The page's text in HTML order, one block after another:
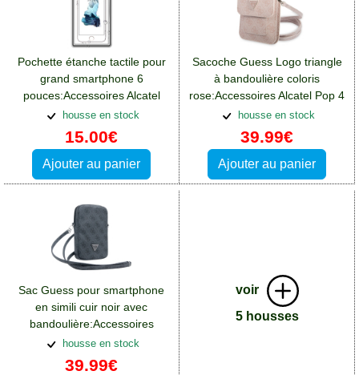
Pochette étanche tactile pour
grand smartphone 6
pouces:Accessoires Alcatel
Pop 4 Plus
housse en stock
15.00€
Ajouter au panier
Sacoche Guess Logo triangle
à bandoulière coloris
rose:Accessoires Alcatel Pop 4
Plus
housse en stock
39.99€
Ajouter au panier
Sac Guess pour smartphone
en simili cuir noir avec
bandoulière:Accessoires
Alcatel Pop 4 Plus
housse en stock
39.99€
voir
5 housses